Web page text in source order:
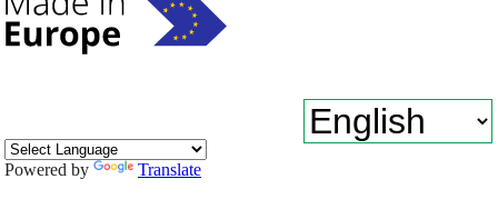
Powered by Translate